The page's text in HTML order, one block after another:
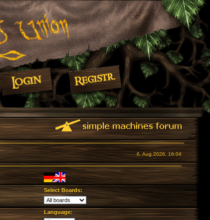
6. Aug 2026, 16:04
Select Boards:
Language: